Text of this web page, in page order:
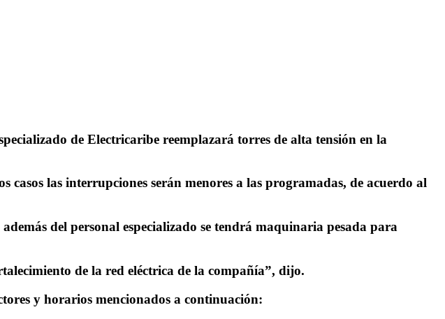
de Electricaribe reemplazará torres de alta tensión en la
casos las interrupciones serán menores a las programadas, de acuerdo al
del personal especializado se tendrá maquinaria pesada para
de la red eléctrica de la compañía”, dijo.
y horarios mencionados a continuación: